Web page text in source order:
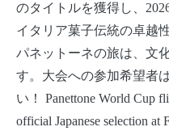
のタイトルを獲得し、
イタリア菓子伝統の卓越
パネットーネの旅は、文
す。大会への参加希望者
い！ Panettone World Cup
official Japanese selection